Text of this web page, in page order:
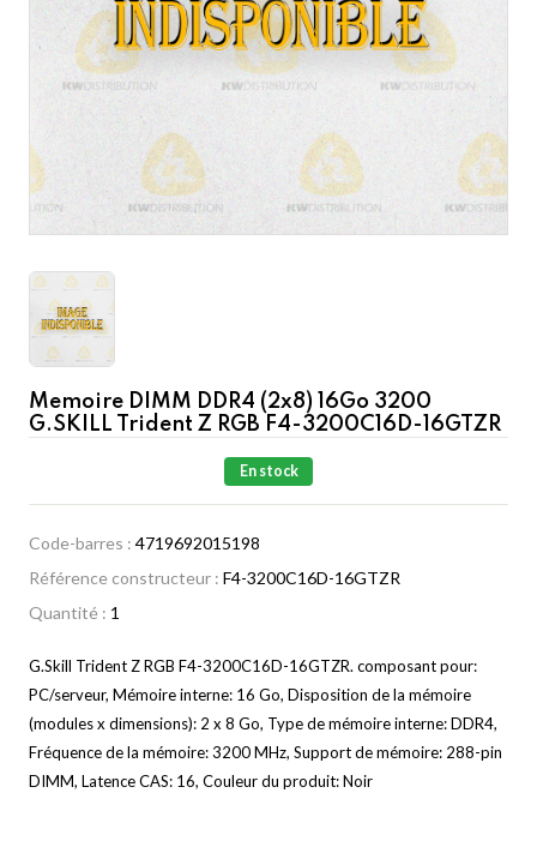
Memoire DIMM DDR4 (2x8) 16Go 3200
G.SKILL Trident Z RGB F4-3200C16D-16GTZR
En stock
Code-barres : 4719692015198
Référence constructeur : F4-3200C16D-16GTZR
Quantité : 1
G.Skill Trident Z RGB F4-3200C16D-16GTZR. composant pour:
PC/serveur, Mémoire interne: 16 Go, Disposition de la mémoire
(modules x dimensions): 2 x 8 Go, Type de mémoire interne: DDR4,
Fréquence de la mémoire: 3200 MHz, Support de mémoire: 288-pin
DIMM, Latence CAS: 16, Couleur du produit: Noir